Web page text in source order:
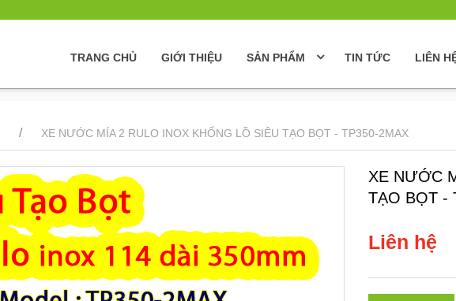
TRANG CHỦ GIỚI THIỆU SẢN PHẨM TIN TỨC LIÊN
/ XE NƯỚC MÍA 2 RULO INOX KHỔNG LỒ SIÊU TẠO BỌT - TP350-2MAX
XE NƯỚC
TẠO BỌT -
Liên hệ